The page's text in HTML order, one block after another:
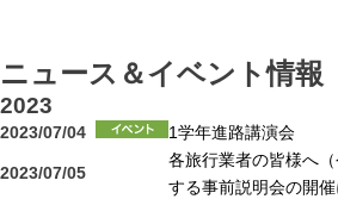
ニュース＆イベント情報
2023
2023/07/04 1学年進路講演会
2023/07/05
各旅行業者の皆様へ
する事前説明会の開